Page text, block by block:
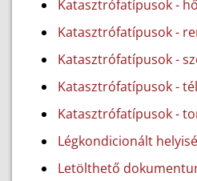
Katasztrófatípusok -
Katasztrófatípusok -
Katasztrófatípusok -
Katasztrófatípusok -
Katasztrófatípusok -
Légkondicionált
Letölthető